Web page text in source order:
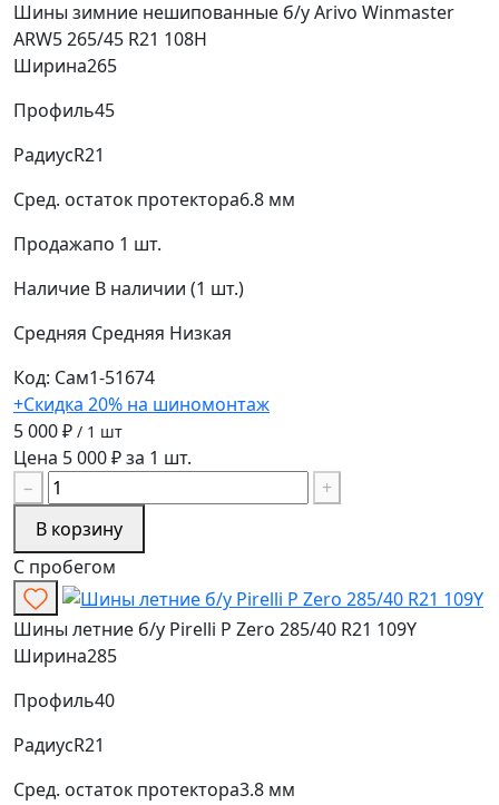
Шины зимние нешипованные б/у Arivo Winmaster
ARW5 265/45 R21 108H
Ширина265
Профиль45
РадиусR21
Сред. остаток протектора6.8 мм
Продажапо 1 шт.
Наличие В наличии (1 шт.)
Средняя Средняя Низкая
Код: Сам1-51674
+Скидка 20% на шиномонтаж
5 000 ₽ / 1 шт
Цена 5 000 ₽ за 1 шт.
−
+
В корзину
С пробегом
Шины летние б/у Pirelli P Zero 285/40 R21 109Y
Ширина285
Профиль40
РадиусR21
Сред. остаток протектора3.8 мм